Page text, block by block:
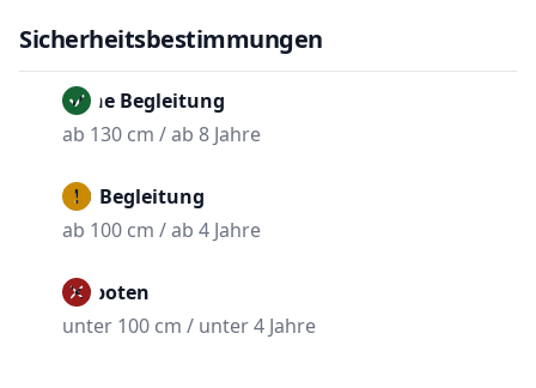
Sicherheitsbestimmungen
Ohne Begleitung
ab 130 cm / ab 8 Jahre
Mit Begleitung
ab 100 cm / ab 4 Jahre
Verboten
unter 100 cm / unter 4 Jahre